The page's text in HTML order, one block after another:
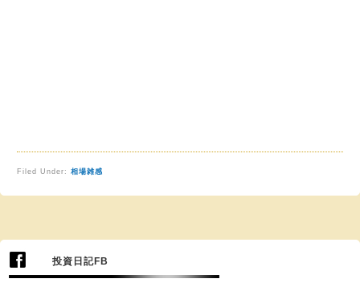
Filed Under: 相場雑感
投資日記FB